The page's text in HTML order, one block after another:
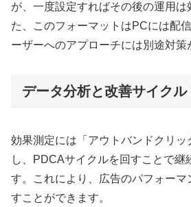
が、一度設定すればその後の運用は
た、このフォーマットはPCには配
ーザーへのアプローチには別途対策
データ分析と改善サイクル
効果測定には「アウトバンドクリッ
し、PDCAサイクルを回すことで継
す。これにより、広告のパフォーマ
すことができます。